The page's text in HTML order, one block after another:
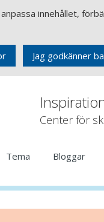
innehållet,
Jag godkänner
Center för
Tema Bloggar